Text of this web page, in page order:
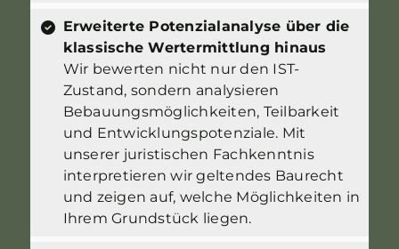
Erweiterte Potenzialanalyse über die
klassische Wertermittlung hinaus
Wir bewerten nicht nur den IST-
Zustand, sondern analysieren
Bebauungsmöglichkeiten, Teilbarkeit
und Entwicklungspotenziale. Mit
unserer juristischen Fachkenntnis
interpretieren wir geltendes Baurecht
und zeigen auf, welche Möglichkeiten in
Ihrem Grundstück liegen.